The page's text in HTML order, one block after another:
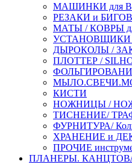
МАШИНКИ для
РЕЗАКИ и
МАТЫ / КОВРЫ
УСТАНОВЩИКИ
ДЫРОКОЛЫ /
ПЛОТТЕР /
КИСТИ
НОЖНИЦЫ /
ТИСНЕНИЕ/
ФУРНИТУРА/
ХРАНЕНИЕ и
ПРОЧИЕ
ПЛАНЕРЫ.